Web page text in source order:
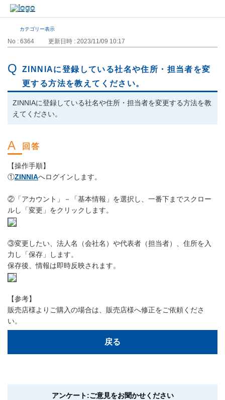
カテゴリー表示
No : 6364 更新日時 : 2023/11/09 10:17
ZINNIAに登録している社名や住所・担当者を変
更する方法を教えてください。
ZINNIAに登録している社名や住所・担当者を変更する方法を教
えてください。
【操作手順】
①ZINNIAへログインします。
②「アカウント」－「基本情報」を選択し、一番下までスクロー
ルし「変更」をクリックします。
③変更したい、法人名（会社名）や代表者（担当者）、住所を入
力し「保存」します。
保存後、情報は即時反映されます。
【参考】
販売店様よりご購入の場合は、販売店様へ修正をご依頼くださ
い。
戻る
アンケート:ご意見をお聞かせください